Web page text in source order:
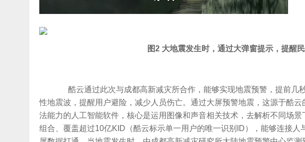
图2 大地震发生时，通过大弹窗提示，提醒
酷云通过此次与成都高新减灾所合作，能够实现地震预警，提前几
性地震波，提醒用户避险，减少人员伤亡。通过大屏预警地震，这源于酷云
法能力的人工智能软件，核心是运用图像和声音相关技术，去解析不同场
组合、覆盖超过10亿KID（酷云标示单一用户的唯一识别ID），能够连接人